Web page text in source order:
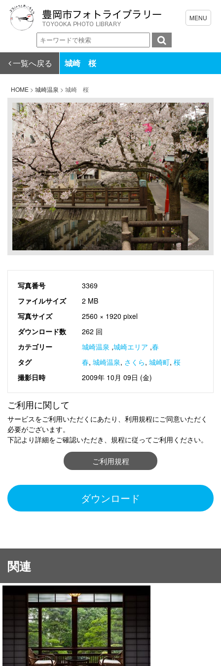
一覧へ戻る 城崎 桜
HOME > 城崎温泉 > 城崎 桜
写真番号
3369
ファイルサイズ
2 MB
写真サイズ
2560 × 1920 pixel
ダウンロード数
262 回
カテゴリー
城崎温泉 ,城崎エリア ,春
タグ
春, 城崎温泉, さくら, 城崎町, 桜
撮影日時
2009年 10月 09日 (金)
ご利用に関して
サービスをご利用いただくにあたり、利用規程にご同意いただく
必要がございます。
下記より詳細をご確認いただき、規程に従ってご利用ください。
ご利用規程
ダウンロード
関連